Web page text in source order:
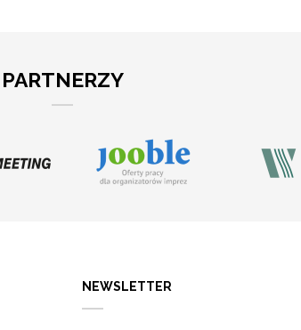
PARTNERZY
NEWSLETTER